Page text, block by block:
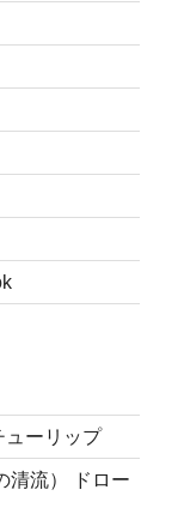
ューリップ
清流） ドロー